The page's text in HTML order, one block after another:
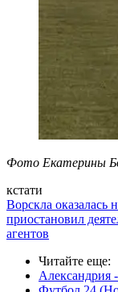
Фото Екатерины
кстати
Ворскла оказалась
приостановил
агентов
Читайте еще:
Александрия